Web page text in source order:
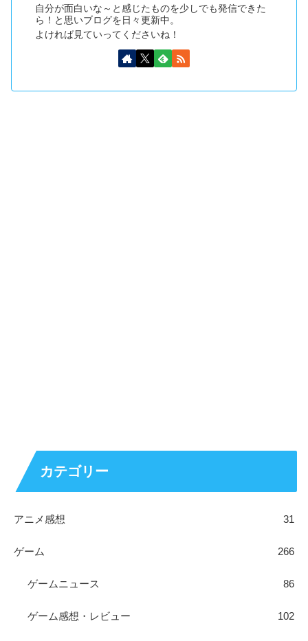
自分が面白いな～と感じたものを少しでも発信できた
ら！と思いブログを日々更新中。
よければ見ていってくださいね！
カテゴリー
アニメ感想 31
ゲーム 266
ゲームニュース 86
ゲーム感想・レビュー 102